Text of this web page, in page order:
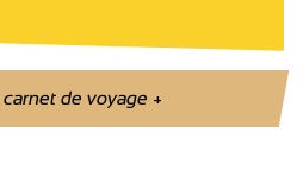
de voyage+